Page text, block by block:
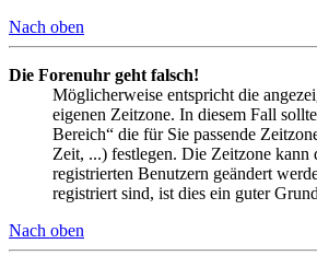
Nach oben
Die Forenuhr geht falsch!
Möglicherweise entspricht die
eigenen Zeitzone. In diesem Fall
Bereich“ die für Sie passende
Zeit, ...) festlegen. Die Zeitzone kann
registrierten Benutzern geändert
registriert sind, ist dies ein guter
Nach oben